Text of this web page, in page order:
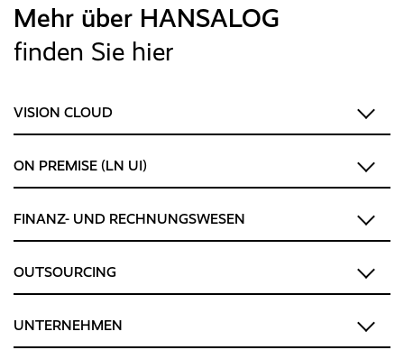
Mehr über HANSALOG
finden Sie hier
VISION CLOUD
ON PREMISE (LN UI)
FINANZ- UND RECHNUNGSWESEN
OUTSOURCING
UNTERNEHMEN